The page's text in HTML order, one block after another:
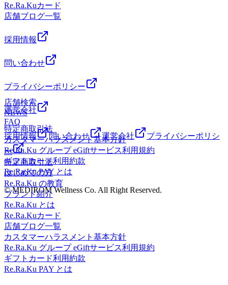
Re.Ra.Kuカード
店舗ブログ一覧
採用情報
問い合わせ
プライバシーポリシー
運営会社
特定商取引法
カスタマーハラスメント基本方針
Re.Ra.Ku グループ eGiftサービス利用規約
ギフトカード利用約款
Re.Ra.Ku PAY とは
© MEDIROM Wellness Co. All Right Reserved.
店舗検索
NEWS
FAQ
採用情報
問い合わせ 運営会社
プライバシーポリシ
ー
特定商取引法
はじめての方
Re.Ra.Ku の教育
ブランド紹介
Re.Ra.Ku とは
Re.Ra.Kuカード
店舗ブログ一覧
カスタマーハラスメント基本方針
Re.Ra.Ku グループ eGiftサービス利用規約
ギフトカード利用約款
Re.Ra.Ku PAY とは